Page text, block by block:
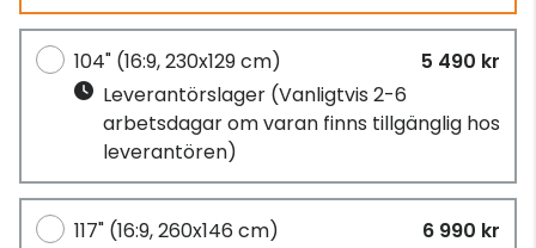
104" (16:9, 230x129 cm)
5 490 kr
Leverantörslager (Vanligtvis 2-6
arbetsdagar om varan finns tillgänglig hos
leverantören)
117" (16:9, 260x146 cm)
6 990 kr